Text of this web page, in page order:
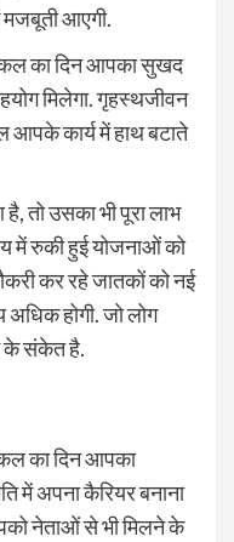
मजबूती आएगी.
कल का दिन आपका सुखद
मिलेगा. गृहस्थजीवन
आपके कार्य में हाथ बटाते
तो उसका भी पूरा लाभ
में रुकी हुई योजनाओं को
कर रहे जातकों को नई
होगी. जो लोग
के संकेत है.
कल का दिन आपका
में अपना कैरियर बनाना
नेताओं से भी मिलने के